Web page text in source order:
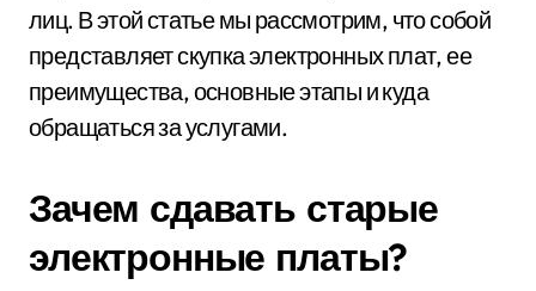
лиц. В этой статье мы рассмотрим, что собой
представляет скупка электронных плат, ее
преимущества, основные этапы и куда
обращаться за услугами.
Зачем сдавать старые
электронные платы?